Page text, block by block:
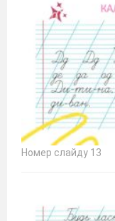
Номер слайду 13